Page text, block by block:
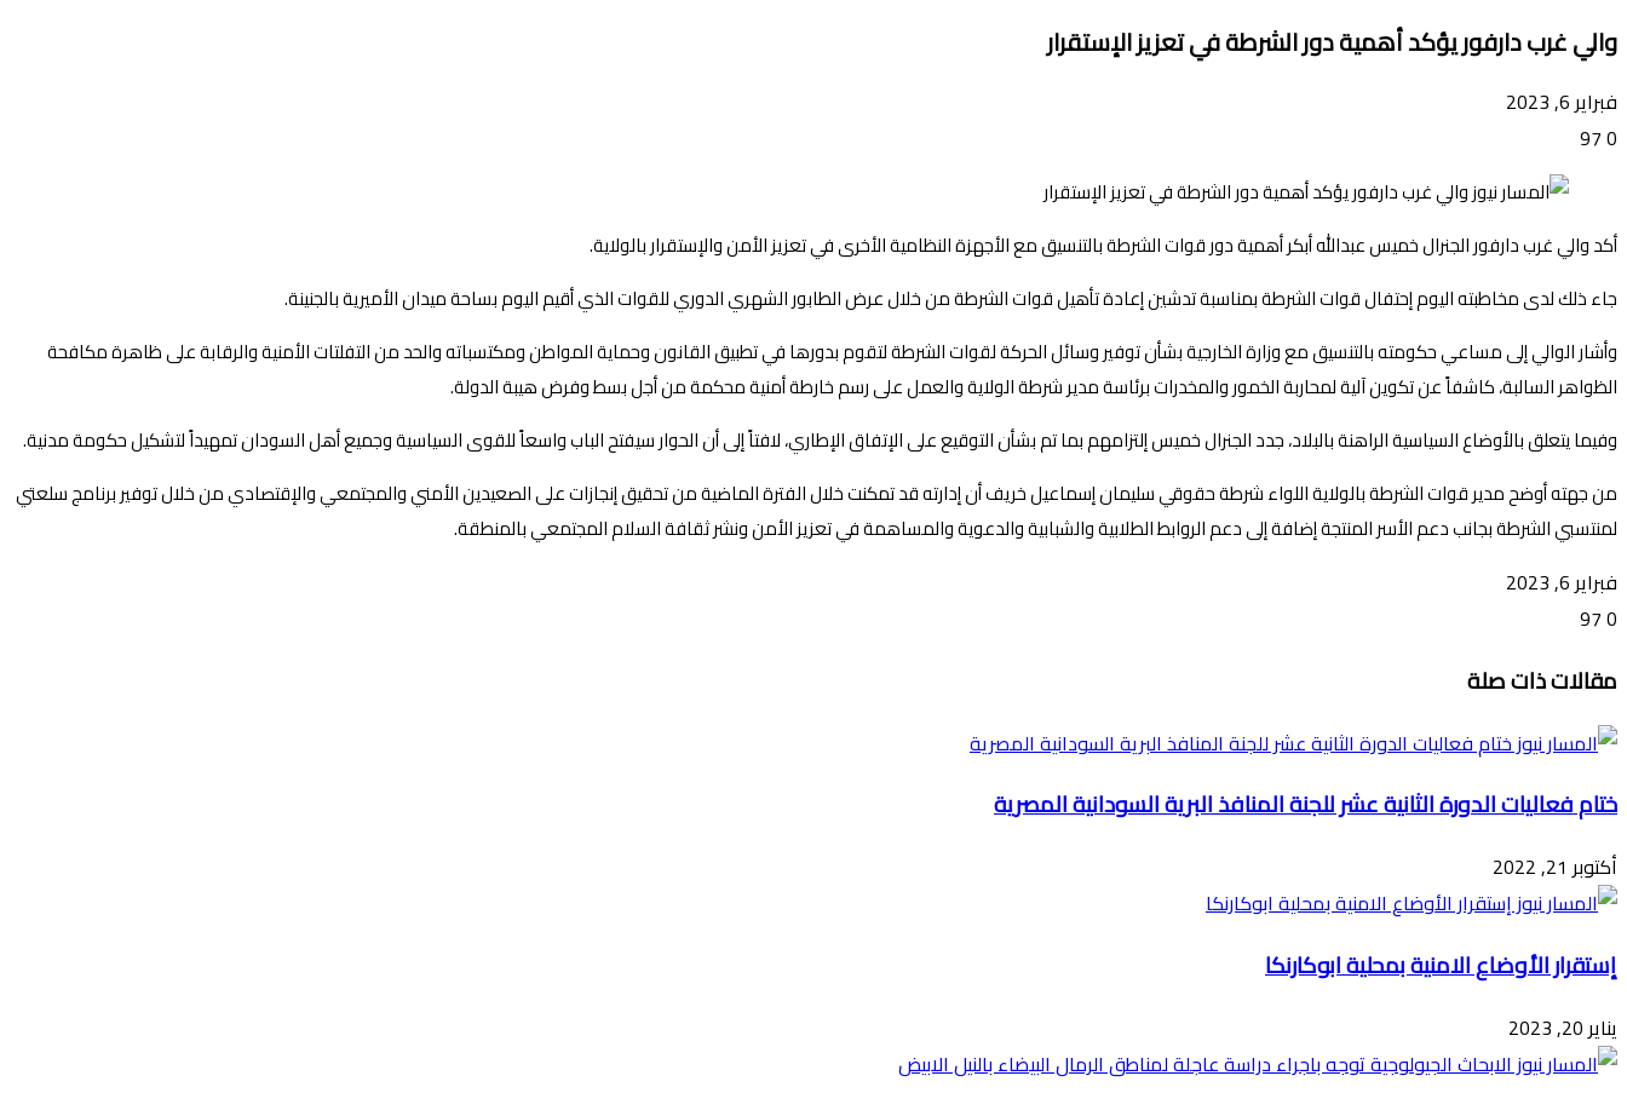
والي غرب دارفور يؤكد أهمية دور الشرطة في تعزيز الإستقرار
فبراير 6, 2023
0
أكد والي غرب دارفور الجنرال خميس عبدالله أبكر أهمية دور قوات الشرطة بالتنسيق مع الأجهزة النظامية الأخرى في تعزيز الأمن والإستقرار بالولاية.
جاء ذلك لدى مخاطبته اليوم إحتفال قوات الشرطة بمناسبة تدشين إعادة تأهيل قوات الشرطة من خلال عرض الطابور الشهري الدوري للقوات الذي أقيم اليوم بساحة ميدان الأميرية بالجنينة.
وأشار الوالي إلى مساعي حكومته بالتنسيق مع وزارة الخارجية بشأن توفير وسائل الحركة لقوات الشرطة لتقوم بدورها في تطبيق القانون وحماية المواطن ومكتسباته والحد من التفلتات الأمنية والرقابة على ظاهرة مكافحة
الظواهر السالبة، كاشفاً عن تكوين آلية لمحاربة الخمور والمخدرات برئاسة مدير شرطة الولاية والعمل على رسم خارطة أمنية محكمة من أجل بسط وفرض هيبة الدولة.
وفيما يتعلق بالأوضاع السياسية الراهنة بالبلاد، جدد الجنرال خميس إلتزامهم بما تم بشأن التوقيع على الإتفاق الإطاري، لافتاً إلى أن الحوار سيفتح الباب واسعاً للقوى السياسية وجميع أهل السودان تمهيداً لتشكيل حكومة مدنية.
من جهته أوضح مدير قوات الشرطة بالولاية اللواء شرطة حقوقي سليمان إسماعيل خريف أن إدارته قد تمكنت خلال الفترة الماضية من تحقيق إنجازات على الصعيدين الأمني والمجتمعي والإقتصادي من خلال توفير برنامج سلعتي
لمنتسبي الشرطة بجانب دعم الأسر المنتجة إضافة إلى دعم الروابط الطلابية والشبابية والدعوية والمساهمة في تعزيز الأمن ونشر ثقافة السلام المجتمعي بالمنطقة.
فبراير 6, 2023
0
عبر
البريد
مقالات ذات صلة
ختام فعاليات الدورة الثانية عشر للجنة المنافذ البرية السودانية المصرية
أكتوبر 21, 2022
إستقرار الأوضاع الامنية بمحلية ابوكارنكا
يناير 20, 2023